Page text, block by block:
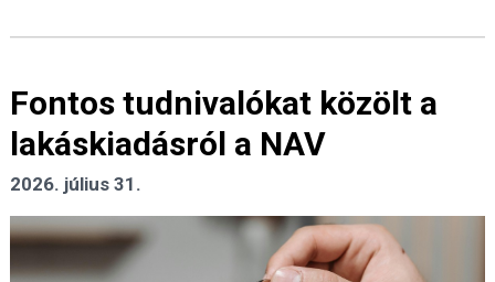
Fontos tudnivalókat közölt a
lakáskiadásról a NAV
2026. július 31.